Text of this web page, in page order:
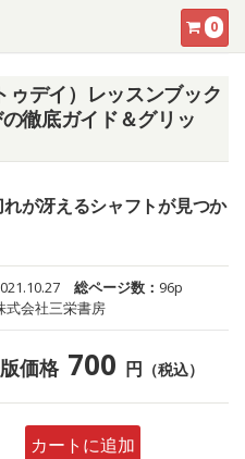
0
ゥデイ）レッスンブック
徹底ガイド＆グリッ
が冴えるシャフトが見つか
総ページ数： 96p
式会社三栄書房
価格 700 円 （税込）
カートに追加